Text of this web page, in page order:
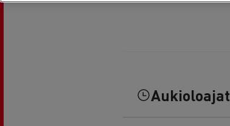
Aukioloajat